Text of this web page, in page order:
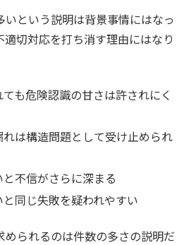
いという説明は背景事情にはなっ
切対応を打ち消す理由にはなり
も危険認識の甘さは許されにく
は構造問題として受け止められ
不信がさらに深まる
同じ失敗を疑われやすい
められるのは件数の多さの説明だ